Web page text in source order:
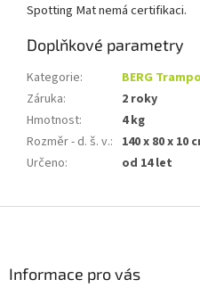
Spotting Mat nemá certifikaci.
Doplňkové parametry
Kategorie:
BERG
Záruka:
2 roky
Hmotnost:
4 kg
Rozměr - d. š. v.: 140 x 80 x 10
Určeno: od 14 let
Informace pro vás